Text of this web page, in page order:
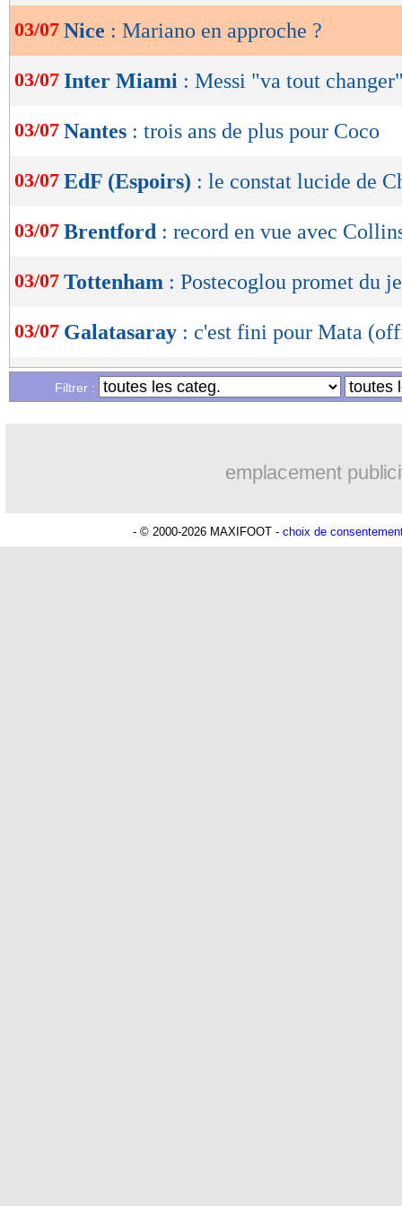
OK
03/07 Nice : Mariano en approche ?
03/07 Inter Miami : Messi "va tout
03/07 Nantes : trois ans de plus pour Coco
03/07 EdF (Espoirs) : le constat lucide de
03/07 Brentford : record en vue avec
03/07 Tottenham : Postecoglou promet du
03/07 Galatasaray : c'est fini pour Mata
03/07 Euro (U21): Twitter enfonce les
Liste des brèves du sam. 1 juillet 2023
Filtrer :
emplacement
- © 2000-2026 MAXIFOOT - choix de